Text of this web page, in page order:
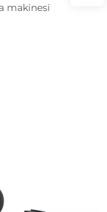
makinesi